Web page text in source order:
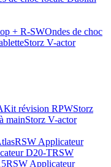
+ R-SWOndes de choc
Storz V-actor
Kit révision RPWStorz
mainStorz V-actor
RSW Applicateur
D20-TRSW
RSW Applicateur